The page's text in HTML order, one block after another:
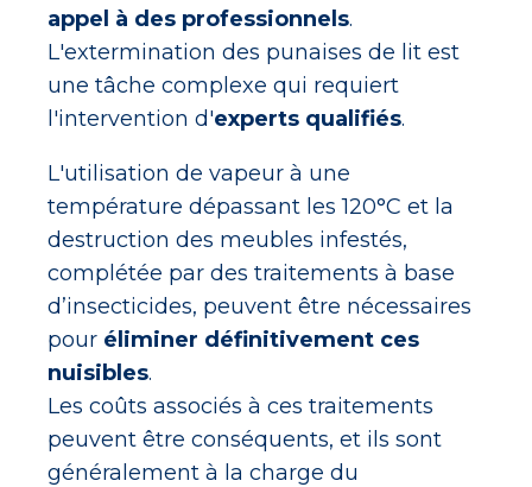
appel à des professionnels.
L'extermination des punaises de lit est
une tâche complexe qui requiert
l'intervention d'experts qualifiés.
L'utilisation de vapeur à une
température dépassant les 120°C et la
destruction des meubles infestés,
complétée par des traitements à base
d’insecticides, peuvent être nécessaires
pour éliminer définitivement ces
nuisibles.
Les coûts associés à ces traitements
peuvent être conséquents, et ils sont
généralement à la charge du